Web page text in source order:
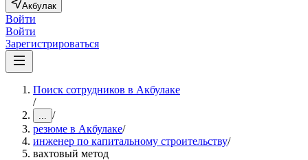
Акбулак
Войти
Войти
Зарегистрироваться
Поиск сотрудников в Акбулаке
/
... /
резюме в Акбулаке/
инженер по капитальному строительству/
вахтовый метод